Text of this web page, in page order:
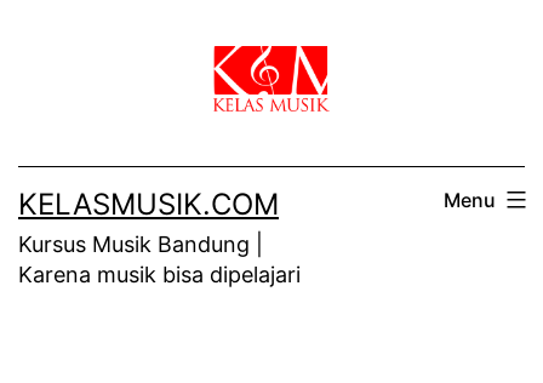
KELASMUSIK.COM
Kursus Musik Bandung |
Karena musik bisa dipelajari
Menu